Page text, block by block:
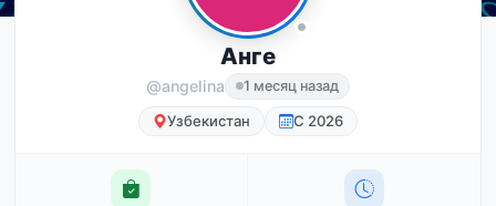
Анге
@‍angelina 1 месяц назад
Узбекистан С 2026